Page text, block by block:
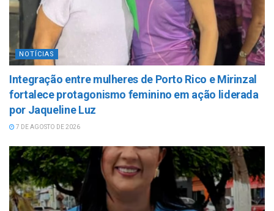
NOTÍCIAS
Integração entre mulheres de Porto Rico e Mirinzal
fortalece protagonismo feminino em ação liderada
por Jaqueline Luz
7 DE AGOSTO DE 2026